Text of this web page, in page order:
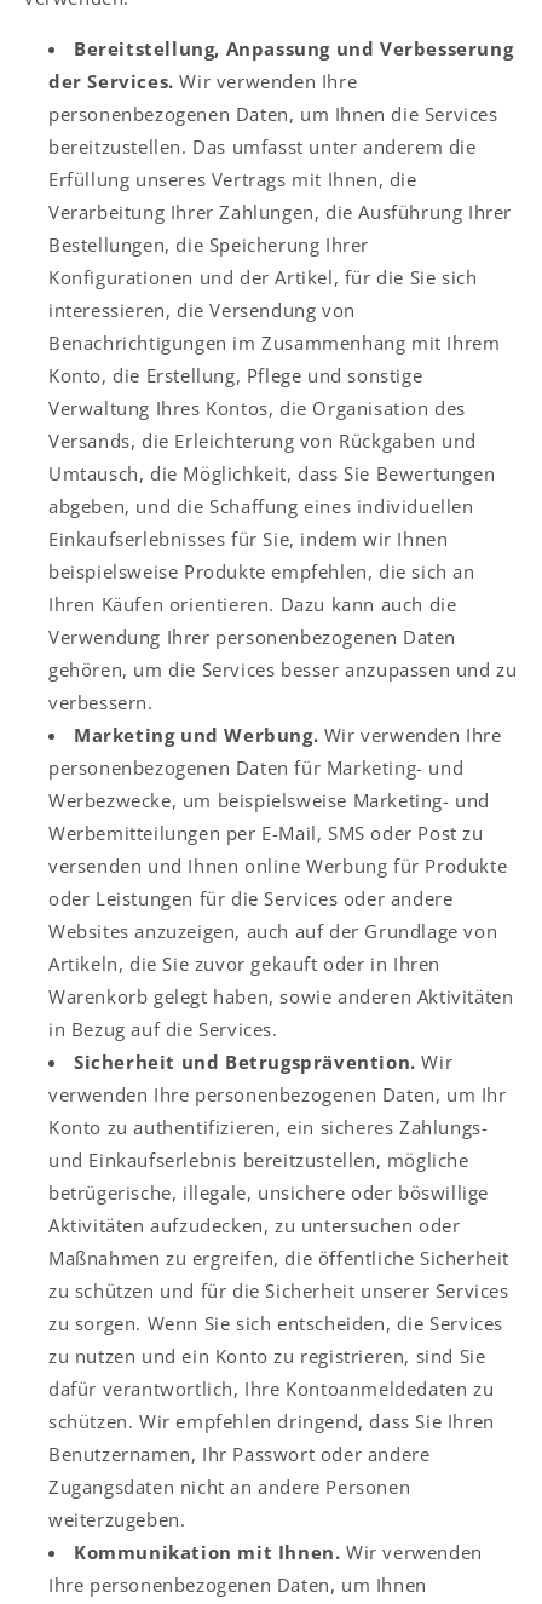
Bereitstellung, Anpassung und Verbesserung
der Services. Wir verwenden Ihre
personenbezogenen Daten, um Ihnen die Services
bereitzustellen. Das umfasst unter anderem die
Erfüllung unseres Vertrags mit Ihnen, die
Verarbeitung Ihrer Zahlungen, die Ausführung Ihrer
Bestellungen, die Speicherung Ihrer
Konfigurationen und der Artikel, für die Sie sich
interessieren, die Versendung von
Benachrichtigungen im Zusammenhang mit Ihrem
Konto, die Erstellung, Pflege und sonstige
Verwaltung Ihres Kontos, die Organisation des
Versands, die Erleichterung von Rückgaben und
Umtausch, die Möglichkeit, dass Sie Bewertungen
abgeben, und die Schaffung eines individuellen
Einkaufserlebnisses für Sie, indem wir Ihnen
beispielsweise Produkte empfehlen, die sich an
Ihren Käufen orientieren. Dazu kann auch die
Verwendung Ihrer personenbezogenen Daten
gehören, um die Services besser anzupassen und zu
verbessern.
Marketing und Werbung. Wir verwenden Ihre
personenbezogenen Daten für Marketing- und
Werbezwecke, um beispielsweise Marketing- und
Werbemitteilungen per E-Mail, SMS oder Post zu
versenden und Ihnen online Werbung für Produkte
oder Leistungen für die Services oder andere
Websites anzuzeigen, auch auf der Grundlage von
Artikeln, die Sie zuvor gekauft oder in Ihren
Warenkorb gelegt haben, sowie anderen Aktivitäten
in Bezug auf die Services.
Sicherheit und Betrugsprävention. Wir
verwenden Ihre personenbezogenen Daten, um Ihr
Konto zu authentifizieren, ein sicheres Zahlungs-
und Einkaufserlebnis bereitzustellen, mögliche
betrügerische, illegale, unsichere oder böswillige
Aktivitäten aufzudecken, zu untersuchen oder
Maßnahmen zu ergreifen, die öffentliche Sicherheit
zu schützen und für die Sicherheit unserer Services
zu sorgen. Wenn Sie sich entscheiden, die Services
zu nutzen und ein Konto zu registrieren, sind Sie
dafür verantwortlich, Ihre Kontoanmeldedaten zu
schützen. Wir empfehlen dringend, dass Sie Ihren
Benutzernamen, Ihr Passwort oder andere
Zugangsdaten nicht an andere Personen
weiterzugeben.
Kommunikation mit Ihnen. Wir verwenden
Ihre personenbezogenen Daten, um Ihnen